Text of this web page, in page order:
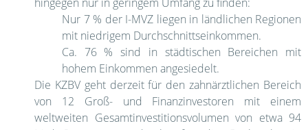
Nur 7 % der I-MVZ liegen in ländlichen Regionen
mit niedrigem Durchschnittseinkommen.
Ca. 76 % sind in städtischen Bereichen mit
hohem Einkommen angesiedelt.
Die KZBV geht derzeit für den zahnärztlichen Bereich
von 12 Groß- und Finanzinvestoren mit einem
weltweiten Gesamtinvestitionsvolumen von etwa 94